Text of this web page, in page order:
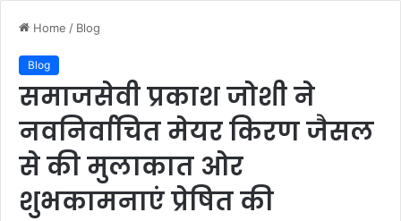
Home / Blog
Blog
समाजसेवी प्रकाश जोशी ने
नवनिर्वाचित मेयर किरण जैसल
से की मुलाकात ओर
शुभकामनाएं प्रेषित की